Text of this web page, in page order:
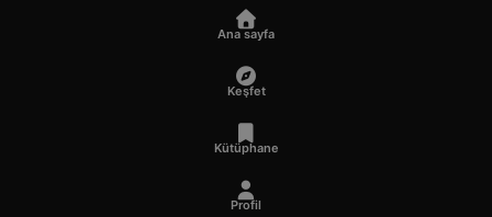
Ana sayfa
Keşfet
Kütüphane
Profil